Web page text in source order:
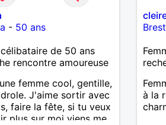
- 50 ans
célibataire de 50 ans
rencontre amoureuse
femme cool, gentille,
J'aime sortir avec
faire la fête, si tu veux
plus sur moi viens me
Brest
à la